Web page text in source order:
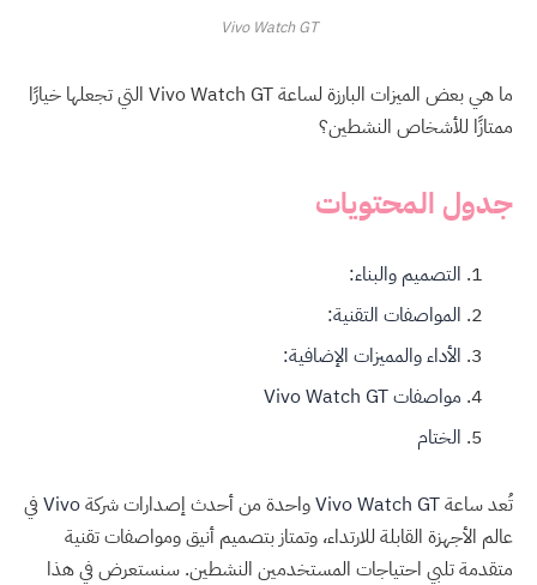
Vivo Watch GT
ما هي بعض الميزات البارزة لساعة Vivo Watch GT التي تجعلها خيارًا
ممتازًا للأشخاص النشطين؟
جدول المحتويات
التصميم والبناء:
المواصفات التقنية:
الأداء والمميزات الإضافية:
مواصفات Vivo Watch GT
الختام
تُعد ساعةVivo Watch GTواحدة من أحدث إصدارات شركةVivo في
عالم الأجهزة القابلة للارتداء، وتمتاز بتصميم أنيق ومواصفات تقنية
متقدمة تلبي احتياجات المستخدمين النشطين. سنستعرض في هذا